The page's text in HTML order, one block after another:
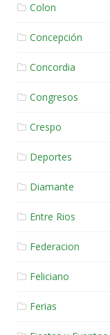
Colon
Concepción
Concordia
Congresos
Crespo
Deportes
Diamante
Entre Rios
Federacion
Feliciano
Ferias